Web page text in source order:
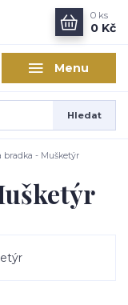
Menu
Hledat
0 ks
0 Kč
bradka - Mušketýr